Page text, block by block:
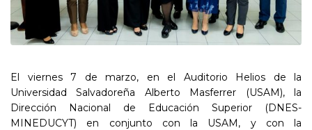
El viernes 7 de marzo, en el Auditorio Helios de la
Universidad Salvadoreña Alberto Masferrer (USAM), la
Dirección Nacional de Educación Superior (DNES-
MINEDUCYT) en conjunto con la USAM, y con la